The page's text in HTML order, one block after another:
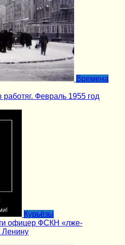
Времена
работяг. Февраль 1955 год
Курьёзы
офицер ФСКН «лже-
Ленину